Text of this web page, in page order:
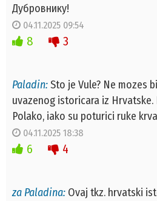
Дубровнику!
04.11.2025 09:54
8 3
Paladin:Sto je Vule? Ne mozes
uvazenog istoricara iz Hrvatske.
Polako, iako su poturici ruke
04.11.2025 18:38
6 4
za Paladina: Ovaj tkz. hrvatski